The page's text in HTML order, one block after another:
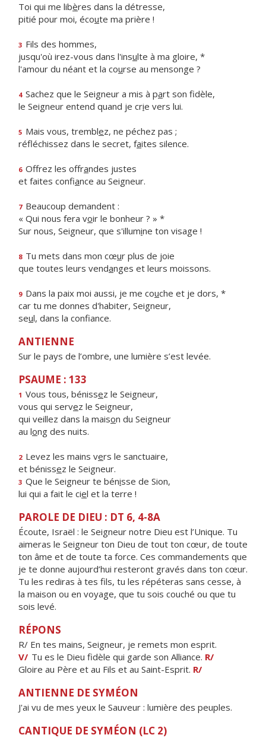
Toi qui me libères dans la détresse,
pitié pour moi, écoute ma prière !
3 Fils des hommes,
jusqu'où irez-vous dans l'insulte à ma gloire, *
l'amour du néant et la course au mensonge ?
4 Sachez que le Seigneur a mis à part son fidèle,
le Seigneur entend quand je crie vers lui.
5 Mais vous, tremblez, ne péchez pas ;
réfléchissez dans le secret, faites silence.
6 Offrez les offrandes justes
et faites confiance au Seigneur.
7 Beaucoup demandent :
« Qui nous fera voir le bonheur ? » *
Sur nous, Seigneur, que s'illumine ton visage !
8 Tu mets dans mon cœur plus de joie
que toutes leurs vendanges et leurs moissons.
9 Dans la paix moi aussi, je me couche et je dors, *
car tu me donnes d'habiter, Seigneur,
seul, dans la confiance.
ANTIENNE
Sur le pays de l’ombre, une lumière s’est levée.
PSAUME : 133
1 Vous tous, bénissez le Seigneur,
vous qui servez le Seigneur,
qui veillez dans la maison du Seigneur
au long des nuits.
2 Levez les mains vers le sanctuaire,
et bénissez le Seigneur.
3 Que le Seigneur te bénisse de Sion,
lui qui a fait le ciel et la terre !
PAROLE DE DIEU : DT 6, 4-8A
Écoute, Israël : le Seigneur notre Dieu est l’Unique. Tu
aimeras le Seigneur ton Dieu de tout ton cœur, de toute
ton âme et de toute ta force. Ces commandements que
je te donne aujourd’hui resteront gravés dans ton cœur.
Tu les rediras à tes fils, tu les répéteras sans cesse, à
la maison ou en voyage, que tu sois couché ou que tu
sois levé.
RÉPONS
R/ En tes mains, Seigneur, je remets mon esprit.
V/ Tu es le Dieu fidèle qui garde son Alliance. R/
Gloire au Père et au Fils et au Saint-Esprit. R/
ANTIENNE DE SYMÉON
J'ai vu de mes yeux le Sauveur : lumière des peuples.
CANTIQUE DE SYMÉON (LC 2)